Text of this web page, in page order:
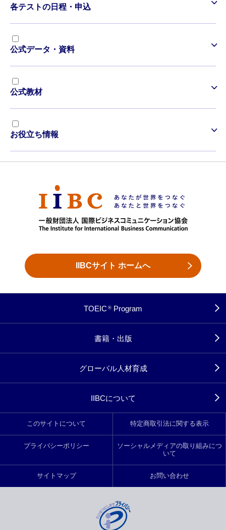
各テストの日程・申込
公式データ・資料
公式教材
お役立ち情報
IIBCサイト ホームへ
TOEIC ® Program
書籍・出版
グローバル人材育成
IIBCについて
このサイトについて 特定商取引法に関する表示
プライバシーポリシー
ソーシャルメディアの取り組みにつ
いて
サイトマップ お問い合わせ